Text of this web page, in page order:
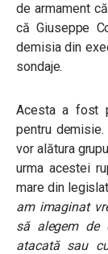
de armament
că Giuseppe
demisia din
sondaje.
Acesta a fost
pentru
vor alătura
urma acestei
mare din
am imaginat
să alegem de
atacată sau